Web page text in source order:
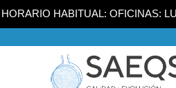
HORARIO HABITUAL: OFICINAS: